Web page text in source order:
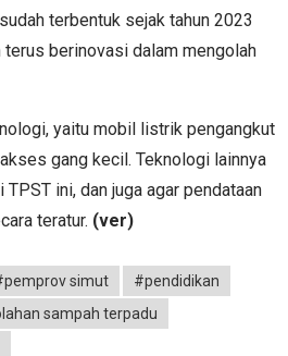
terbentuk sejak tahun 2023
terus berinovasi dalam mengolah
yaitu mobil listrik pengangkut
gang kecil. Teknologi lainnya
ini, dan juga agar pendataan
teratur. (ver)
simut
#pendidikan
sampah terpadu